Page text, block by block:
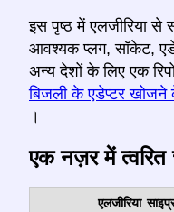
इस पृष्ठ में एलजीरिया से
आवश्यक प्लग, सॉकेट,
अन्य देशों के लिए एक
बिजली के एडेप्टर खोजने
।
एक नज़र में त्वरित
एलजीरिया